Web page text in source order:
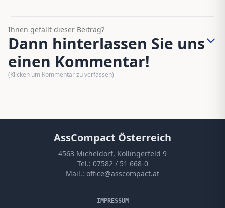
Ihnen gefällt dieser Beitrag?
Dann hinterlassen Sie uns
einen Kommentar!
(Klicken um Kommentar zu verfassen)
AssCompact Österreich
4563 Micheldorf, Kollingerfeld 9
Tel.: 07582 / 51 668-0
Mail.: office@asscompact.at
IMPRESSUM